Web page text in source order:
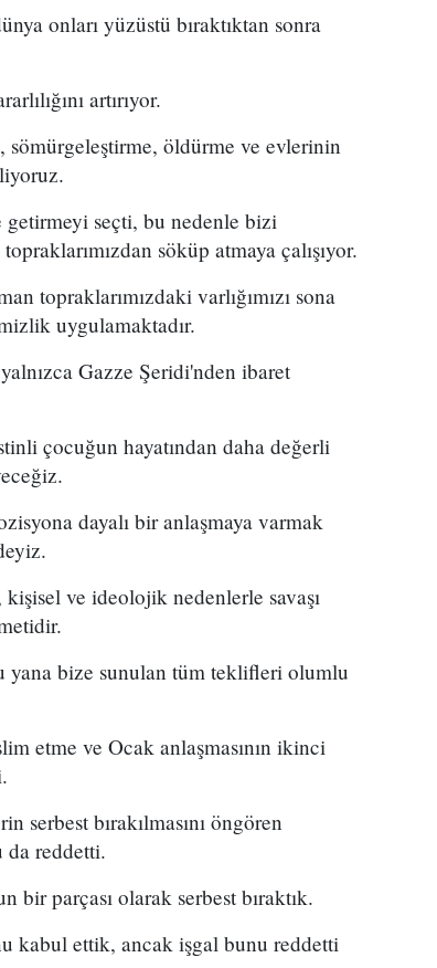
onları yüzüstü bıraktıktan sonra
artırıyor.
sömürgeleştirme, öldürme ve evlerinin
getirmeyi seçti, bu nedenle bizi
söküp atmaya çalışıyor.
topraklarımızdaki varlığımızı sona
uygulamaktadır.
Gazze Şeridi'nden ibaret
çocuğun hayatından daha değerli
dayalı bir anlaşmaya varmak
ve ideolojik nedenlerle savaşı
yana bize sunulan tüm teklifleri olumlu
etme ve Ocak anlaşmasının ikinci
serbest bırakılmasını öngören
da reddetti.
parçası olarak serbest bıraktık.
kabul ettik, ancak işgal bunu reddetti